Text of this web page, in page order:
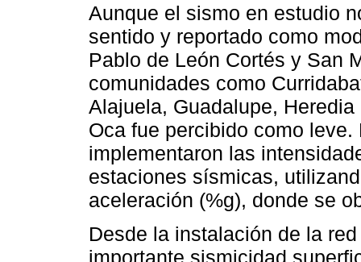
Aunque el sismo en estudio
sentido y reportado como
Pablo de León Cortés y San
comunidades como
Alajuela, Guadalupe,
Oca fue percibido como
implementaron las
estaciones sísmicas,
aceleración (%g), donde se
Desde la instalación de la
importante sismicidad